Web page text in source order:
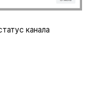
канала